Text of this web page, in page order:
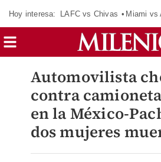
Hoy interesa: LAFC vs Chivas Miami vs
Automovilista
contra
en la México-
dos mujeres